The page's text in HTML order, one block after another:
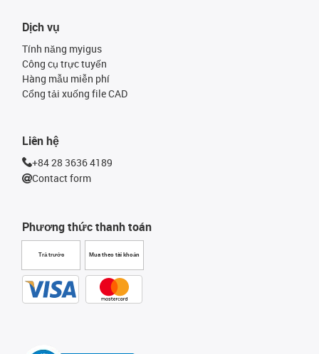
Phương thức thanh toán
Trả trước Mua theo tài khoản
Dịch vụ
Tính năng myigus
Công cụ trực tuyến
Hàng mẫu miễn phí
Cổng tải xuống file CAD
Liên hệ
+84 28 3636 4189
Contact form